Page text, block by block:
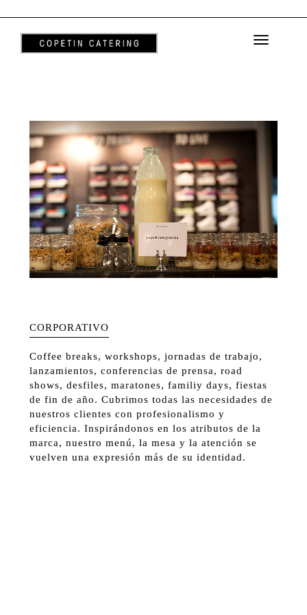
CORPORATIVO
Coffee breaks, workshops, jornadas de trabajo,
lanzamientos, conferencias de prensa, road
shows, desfiles, maratones, familiy days, fiestas
de fin de año. Cubrimos todas las necesidades de
nuestros clientes con profesionalismo y
eficiencia. Inspirándonos en los atributos de la
marca, nuestro menú, la mesa y la atención se
vuelven una expresión más de su identidad.